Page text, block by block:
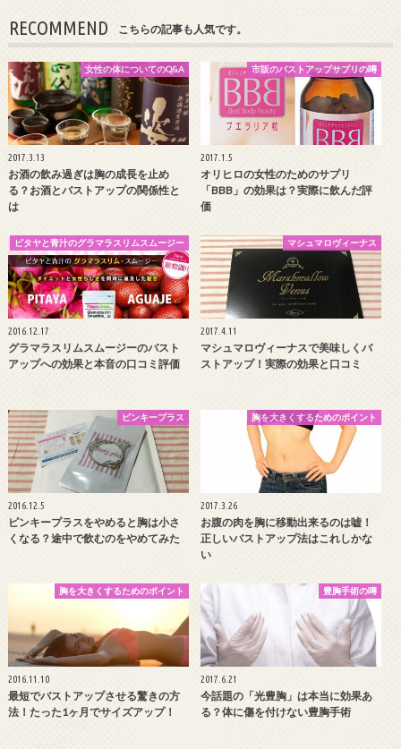
RECOMMEND こちらの記事も人気です。
女性の体についてのQ&A
2017.3.13
お酒の飲み過ぎは胸の成長を止め
る？お酒とバストアップの関係性と
は
市販のバストアップサプリの噂
2017.1.5
オリヒロの女性のためのサプリ
「BBB」の効果は？実際に飲んだ評
価
ピタヤと青汁のグラマラスリムスムージー
2016.12.17
グラマラスリムスムージーのバスト
アップへの効果と本音の口コミ評価
マシュマロヴィーナス
2017.4.11
マシュマロヴィーナスで美味しくバ
ストアップ！実際の効果と口コミ
ピンキープラス
2016.12.5
ピンキープラスをやめると胸は小さ
くなる？途中で飲むのをやめてみた
胸を大きくするためのポイント
2017.3.26
お腹の肉を胸に移動出来るのは嘘！
正しいバストアップ法はこれしかな
い
胸を大きくするためのポイント
2016.11.10
最短でバストアップさせる驚きの方
法！たった1ヶ月でサイズアップ！
豊胸手術の噂
2017.6.21
今話題の「光豊胸」は本当に効果あ
る？体に傷を付けない豊胸手術